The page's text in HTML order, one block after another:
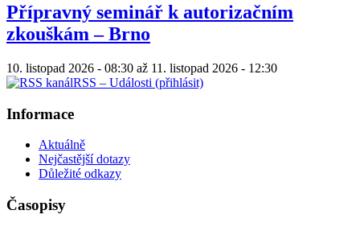
Přípravný seminář k autorizačním
zkouškám – Brno
10. listopad 2026 - 08:30 až 11. listopad 2026 - 12:30
RSS – Události (přihlásit)
Informace
Aktuálně
Nejčastější dotazy
Důležité odkazy
Časopisy